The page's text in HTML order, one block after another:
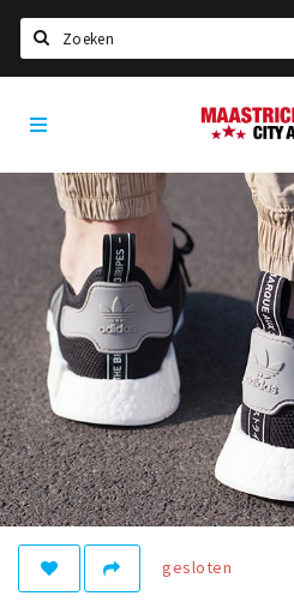
Home
Agenda
Deals
Party pics
Nieuws, interviews & blogs
Eten
Drinken
Slapen
Recreatief
Winkels
Winkelgebieden
City
gesloten